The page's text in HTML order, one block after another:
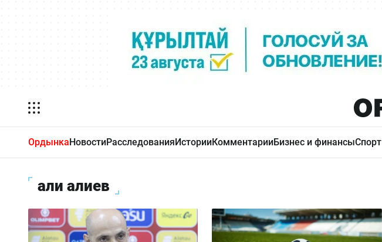
ОрдынкаНовостиРасследованияИсторииКомментарииБизнес и финансыСпорт
али алиев